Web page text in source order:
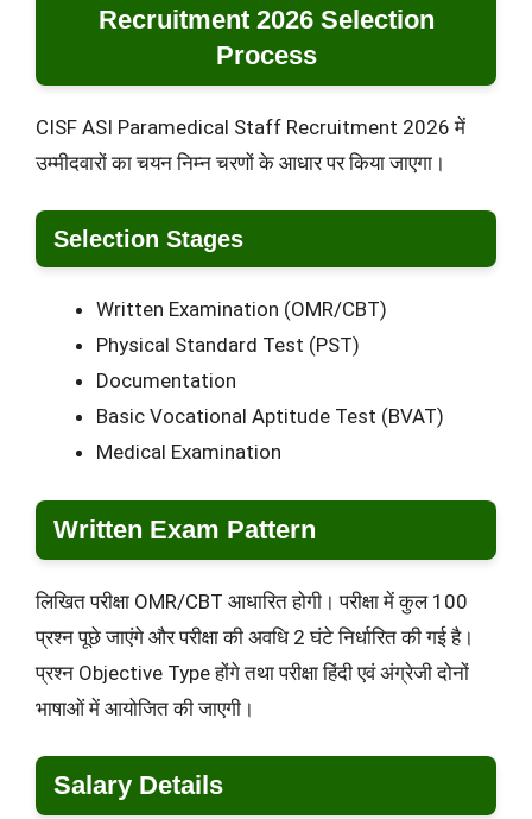
Recruitment 2026 Selection
Process
CISF ASI Paramedical Staff Recruitment 2026 में
उम्मीदवारों का चयन निम्न चरणों के आधार पर किया जाएगा।
Selection Stages
Written Examination (OMR/CBT)
Physical Standard Test (PST)
Documentation
Basic Vocational Aptitude Test (BVAT)
Medical Examination
Written Exam Pattern
लिखित परीक्षा OMR/CBT आधारित होगी। परीक्षा में कुल 100
प्रश्न पूछे जाएंगे और परीक्षा की अवधि 2 घंटे निर्धारित की गई है।
प्रश्न Objective Type होंगे तथा परीक्षा हिंदी एवं अंग्रेजी दोनों
भाषाओं में आयोजित की जाएगी।
Salary Details